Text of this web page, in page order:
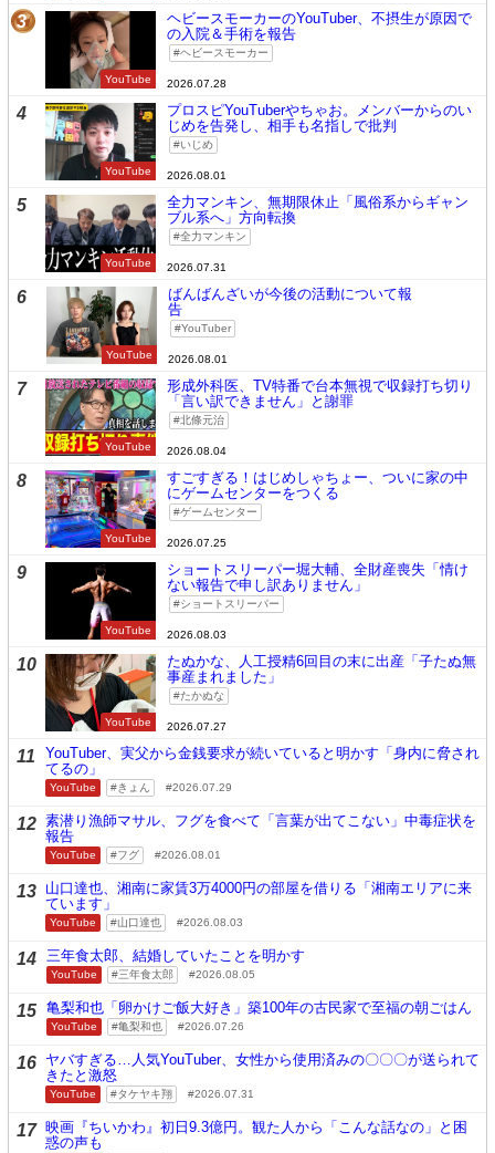
3
YouTube
ヘビースモーカーのYouTuber、不摂生が原因で
の入院＆手術を報告
ヘビースモーカー
2026.07.28
4
YouTube
プロスピYouTuberやちゃお。メンバーからのい
じめを告発し、相手も名指しで批判
いじめ
2026.08.01
5
YouTube
全力マンキン、無期限休止「風俗系からギャン
ブル系へ」方向転換
全力マンキン
2026.07.31
6
YouTube
ばんばんざいが今後の活動について報
告
YouTuber
2026.08.01
7
YouTube
形成外科医、TV特番で台本無視で収録打ち切り
「言い訳できません」と謝罪
北條元治
2026.08.04
8
YouTube
すごすぎる！はじめしゃちょー、ついに家の中
にゲームセンターをつくる
ゲームセンター
2026.07.25
9
YouTube
ショートスリーパー堀大輔、全財産喪失「情け
ない報告で申し訳ありません」
ショートスリーパー
2026.08.03
10
YouTube
たぬかな、人工授精6回目の末に出産「子たぬ無
事産まれました」
たかぬな
2026.07.27
11
YouTuber、実父から金銭要求が続いていると明かす「身内に脅され
てるの」
YouTube きょん 2026.07.29
12 素潜り漁師マサル、フグを食べて「言葉が出てこない」中毒症状を
報告
YouTube フグ 2026.08.01
13 山口達也、湘南に家賃3万4000円の部屋を借りる「湘南エリアに来
ています」
YouTube 山口達也 2026.08.03
14 三年食太郎、結婚していたことを明かす
YouTube 三年食太郎 2026.08.05
15 亀梨和也「卵かけご飯大好き」築100年の古民家で至福の朝ごはん
YouTube 亀梨和也 2026.07.26
16 ヤバすぎる…人気YouTuber、女性から使用済みの〇〇〇が送られて
きたと激怒
YouTube タケヤキ翔 2026.07.31
17 映画『ちいかわ』初日9.3億円。観た人から「こんな話なの」と困
惑の声も